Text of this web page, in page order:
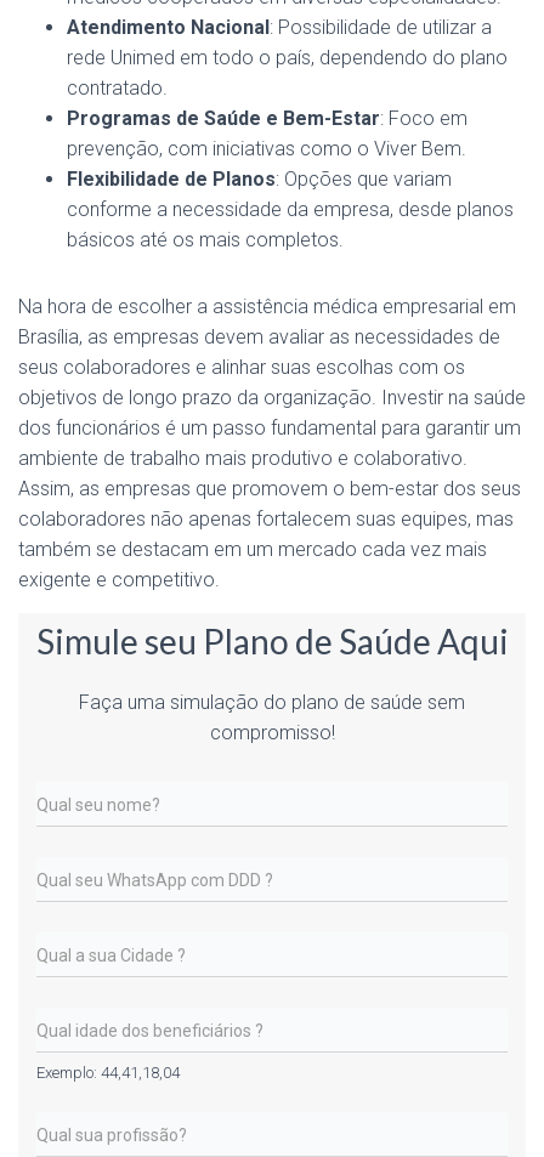
Atendimento Nacional: Possibilidade de utilizar a
rede Unimed em todo o país, dependendo do plano
contratado.
Programas de Saúde e Bem-Estar: Foco em
prevenção, com iniciativas como o Viver Bem.
Flexibilidade de Planos: Opções que variam
conforme a necessidade da empresa, desde planos
básicos até os mais completos.
Na hora de escolher a assistência médica empresarial em
Brasília, as empresas devem avaliar as necessidades de
seus colaboradores e alinhar suas escolhas com os
objetivos de longo prazo da organização. Investir na saúde
dos funcionários é um passo fundamental para garantir um
ambiente de trabalho mais produtivo e colaborativo.
Assim, as empresas que promovem o bem-estar dos seus
colaboradores não apenas fortalecem suas equipes, mas
também se destacam em um mercado cada vez mais
exigente e competitivo.
Simule seu Plano de Saúde Aqui
Faça uma simulação do plano de saúde sem
compromisso!
Exemplo: 44,41,18,04